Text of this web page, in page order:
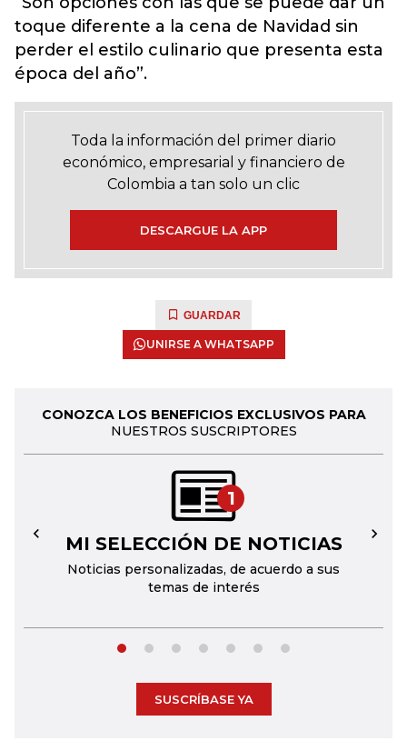
toque diferente a la cena de Navidad sin
perder el estilo culinario que presenta esta
época del año”.
Toda la información del primer diario
económico, empresarial y financiero de
Colombia a tan solo un clic
DESCARGUE LA APP
GUARDAR
UNIRSE A WHATSAPP
CONOZCA LOS BENEFICIOS EXCLUSIVOS PARA
NUESTROS SUSCRIPTORES
1
MI SELECCIÓN DE NOTICIAS
Noticias personalizadas, de acuerdo a sus
temas de interés
← →
SUSCRÍBASE YA